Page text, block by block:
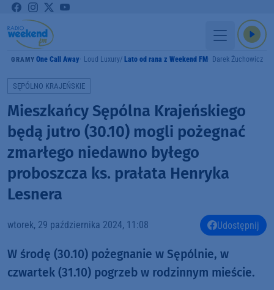
GRAMY One Call Away Loud Luxury Lato od rana z Weekend FM Darek Żuchowicz
SĘPÓLNO KRAJEŃSKIE
Mieszkańcy Sępólna Krajeńskiego
będą jutro (30.10) mogli pożegnać
zmarłego niedawno byłego
proboszcza ks. prałata Henryka
Lesnera
wtorek, 29 października 2024, 11:08 Udostępnij
W środę (30.10) pożegnanie w Sępólnie, w
czwartek (31.10) pogrzeb w rodzinnym mieście.